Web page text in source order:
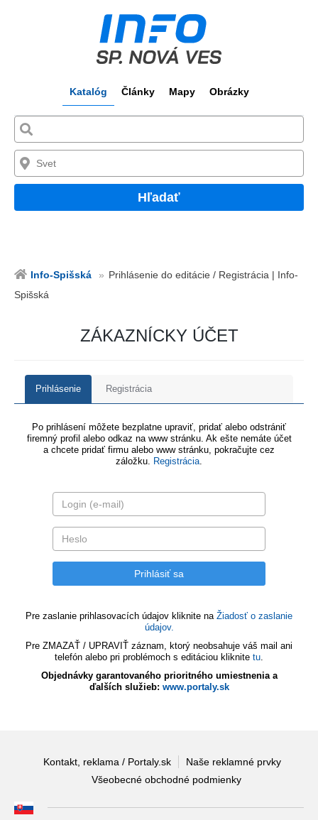
Katalóg Články Mapy Obrázky
Hľadať
Info-Spišská
Prihlásenie do editácie / Registrácia | Info-
Spišská
ZÁKAZNÍCKY ÚČET
Prihlásenie Registrácia
Po prihlásení môžete bezplatne upraviť, pridať alebo odstrániť
firemný profil alebo odkaz na www stránku. Ak ešte nemáte účet
a chcete pridať firmu alebo www stránku, pokračujte cez
záložku. Registrácia.
Pre zaslanie prihlasovacích údajov kliknite na Žiadosť o zaslanie
údajov.
Pre ZMAZAŤ / UPRAVIŤ záznam, ktorý neobsahuje váš mail ani
telefón alebo pri problémoch s editáciou kliknite tu.
Objednávky garantovaného prioritného umiestnenia a
ďalších služieb: www.portaly.sk
Kontakt, reklama / Portaly.sk
Naše reklamné prvky
Všeobecné obchodné podmienky